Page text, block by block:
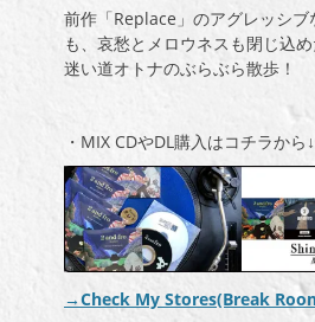
前作「Replace」のアグレッシブ
も、哀愁とメロウネスも閉じ込
迷い道オトナのぶらぶら散歩！
・MIX CDやDL購入はコチラから↓
→Check My Stores(Break